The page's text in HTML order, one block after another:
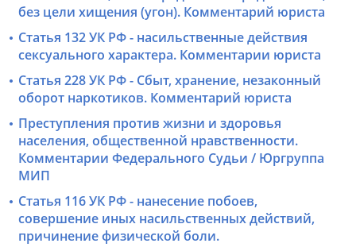
без цели хищения (угон). Комментарий юриста
Статья 132 УК РФ - насильственные действия
сексуального характера. Комментарии юриста
Статья 228 УК РФ - Сбыт, хранение, незаконный
оборот наркотиков. Комментарий юриста
Преступления против жизни и здоровья
населения, общественной нравственности.
Комментарии Федерального Судьи / Юргруппа
МИП
Статья 116 УК РФ - нанесение побоев,
совершение иных насильственных действий,
причинение физической боли.